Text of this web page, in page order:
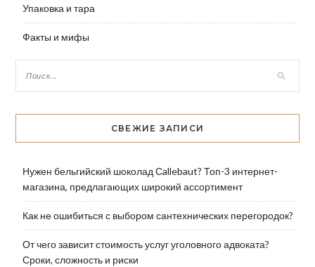
Упаковка и тара
Факты и мифы
СВЕЖИЕ ЗАПИСИ
Нужен бельгийский шоколад Сallebaut? Топ-3 интернет-
магазина, предлагающих широкий ассортимент
Как не ошибиться с выбором сантехнических перегородок?
От чего зависит стоимость услуг уголовного адвоката?
Сроки, сложность и риски